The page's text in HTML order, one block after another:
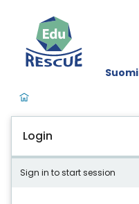
Suomi
Login
Sign in to start session